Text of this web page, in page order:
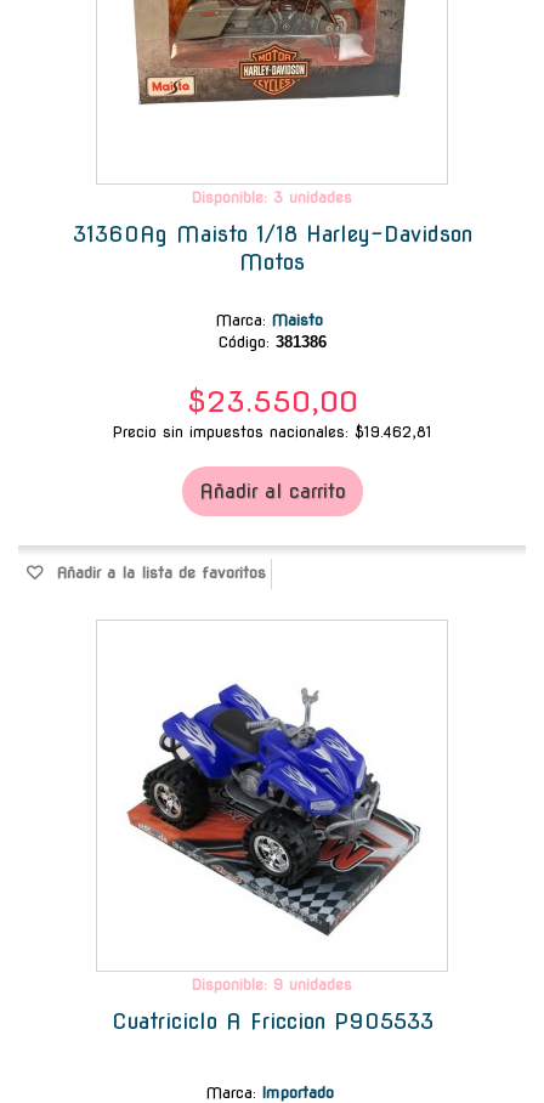
Disponible: 3 unidades
31360Ag Maisto 1/18 Harley-Davidson
Motos
Marca: Maisto
Código: 381386
$23.550,00
Precio sin impuestos nacionales: $19.462,81
Añadir al carrito
Añadir a la lista de favoritos
Disponible: 9 unidades
Cuatriciclo A Friccion P905533
Marca: Importado